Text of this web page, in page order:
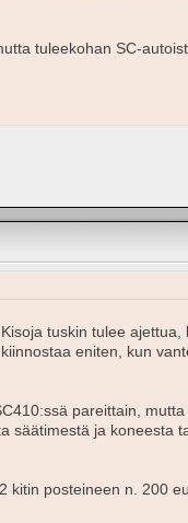
tuleekohan SC-
tuskin tulee
eniten, kun
pareittain,
säätimestä ja koneesta
kitin posteineen n. 200